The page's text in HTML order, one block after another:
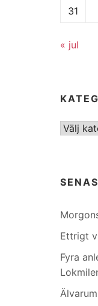
31
« jul
Ettrigt
Fyra